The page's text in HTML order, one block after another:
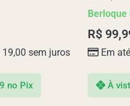
19,00 sem juros
no Pix
Berloque
R$
Em
À